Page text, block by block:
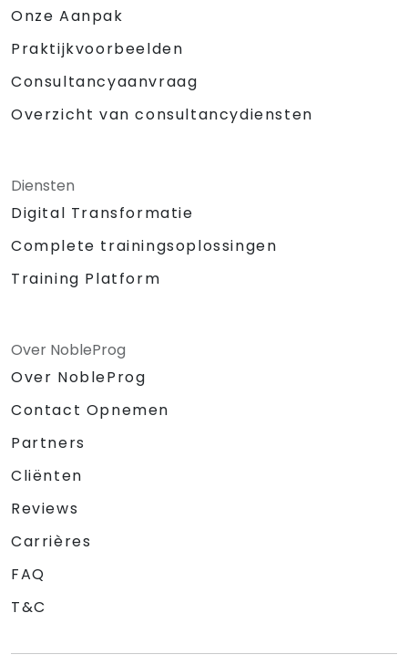
Onze Aanpak
Praktijkvoorbeelden
Consultancyaanvraag
Overzicht van consultancydiensten
Diensten
Digital Transformatie
Complete trainingsoplossingen
Training Platform
Over NobleProg
Over NobleProg
Contact Opnemen
Partners
Cliënten
Reviews
Carrières
FAQ
T&C